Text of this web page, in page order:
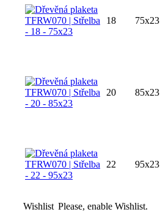
18 75x23
20 85x23
22 95x23
Wishlist Please, enable Wishlist.